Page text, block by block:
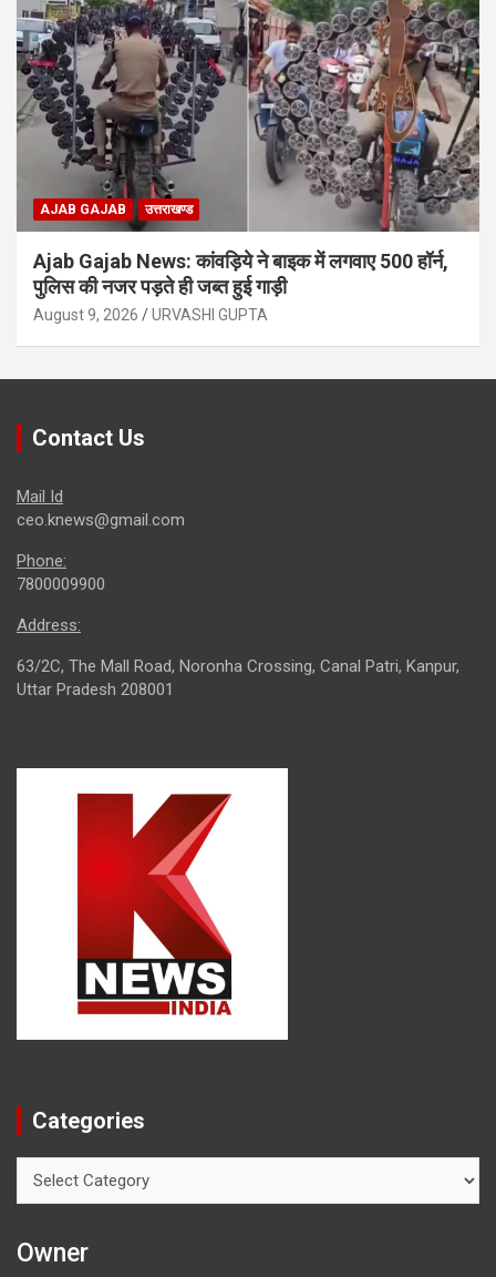
AJAB GAJAB उत्तराखण्ड
Ajab Gajab News: कांवड़िये ने बाइक में लगवाए 500 हॉर्न,
पुलिस की नजर पड़ते ही जब्त हुई गाड़ी
August 9, 2026 URVASHI GUPTA
Contact Us
Mail Id
ceo.knews@gmail.com
Phone:
7800009900
Address:
63/2C, The Mall Road, Noronha Crossing, Canal Patri, Kanpur,
Uttar Pradesh 208001
Categories
Owner